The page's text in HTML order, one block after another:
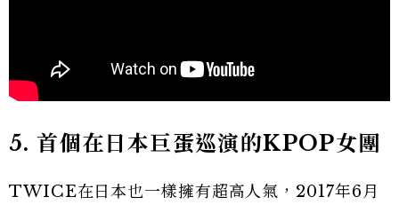
5. 首個在日本巨蛋巡演的KPOP女團
TWICE在日本也一樣擁有超高人氣，2017年6月